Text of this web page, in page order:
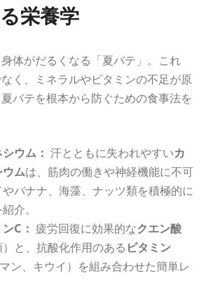
栄養学
体がだるくなる「夏バテ」。これ
く、ミネラルやビタミンの不足が原
バテを根本から防ぐための食事法を
ウム： 汗とともに失われやすいカ
ウムは、筋肉の働きや神経機能に不可
バナナ、海藻、ナッツ類を積極的に
介。
C： 疲労回復に効果的なクエン酸
）と、抗酸化作用のある ビタミン
ン、キウイ）を組み合わせた簡単レ